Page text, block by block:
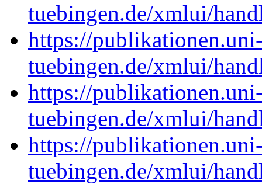
tuebingen.de/xmlui/
https://
tuebingen.de/xmlui/
https://
tuebingen.de/xmlui/
https://
tuebingen.de/xmlui/